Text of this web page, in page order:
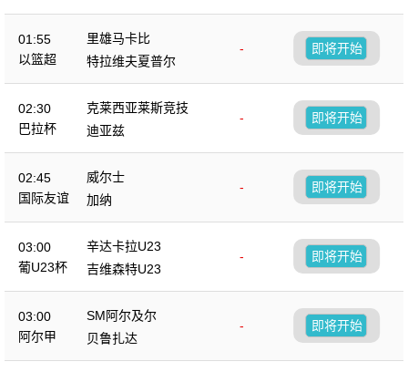
01:55
以篮超
里雄马卡比
-
特拉维夫夏普尔
即将开始
02:30
巴拉杯
克莱西亚莱斯竞技
-
迪亚兹
即将开始
02:45
国际友谊
威尔士
-
加纳
即将开始
03:00
葡U23杯
辛达卡拉U23
-
吉维森特U23
即将开始
03:00
阿尔甲
SM阿尔及尔
-
贝鲁扎达
即将开始